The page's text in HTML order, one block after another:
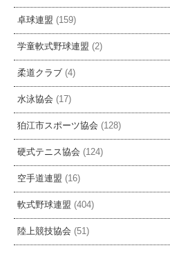
卓球連盟 (159)
学童軟式野球連盟 (2)
柔道クラブ (4)
水泳協会 (17)
狛江市スポーツ協会 (128)
硬式テニス協会 (124)
空手道連盟 (16)
軟式野球連盟 (404)
陸上競技協会 (51)